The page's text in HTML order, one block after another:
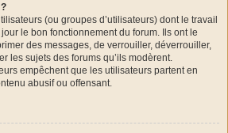
(ou groupes d’utilisateurs) dont le travail
le bon fonctionnement du forum. Ils ont le
des messages, de verrouiller, déverrouiller,
les sujets des forums qu’ils modèrent.
empêchent que les utilisateurs partent en
abusif ou offensant.